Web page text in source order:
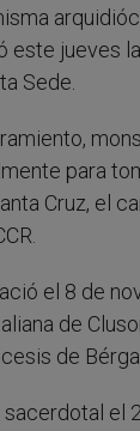
este jueves
Sede.
para
Cruz, el
el 8 de
de
de
el